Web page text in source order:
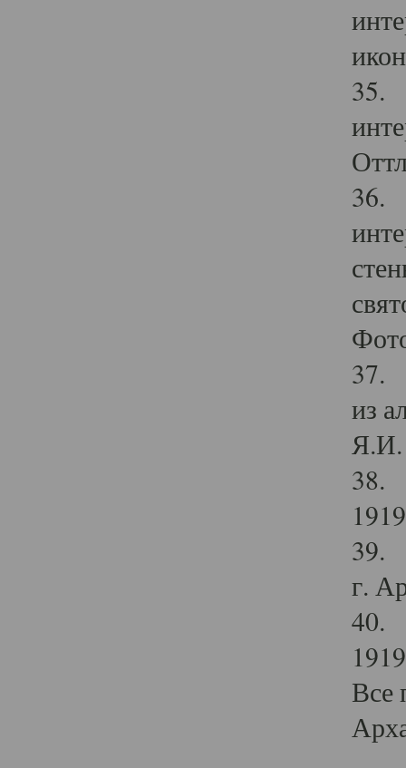
35.
36.
37.
из
Я.И.
38.
39.
г.
40.
Все